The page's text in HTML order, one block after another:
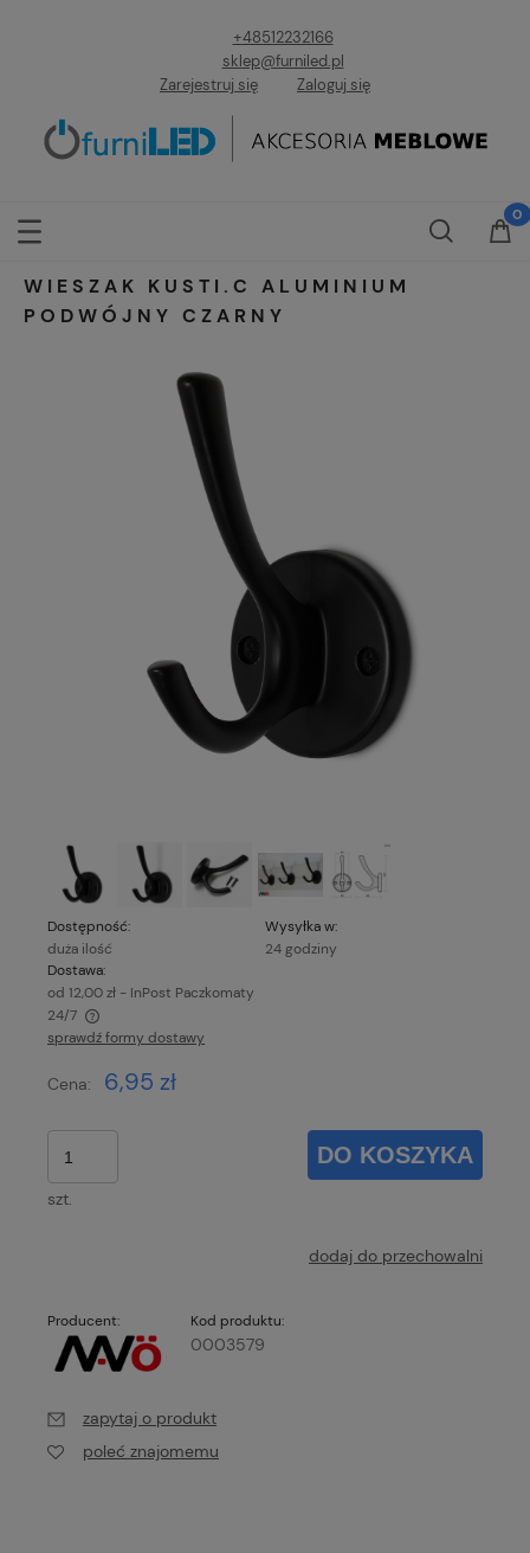
+48512232166
sklep@furniled.pl
Zarejestruj się
Zaloguj się
WIESZAK KUSTI.C ALUMINIUM
PODWÓJNY CZARNY
Dostępność:
duża ilość
Wysyłka w:
24 godziny
Dostawa:
od 12,00 zł - InPost Paczkomaty
24/7
Cena nie zawiera ewentualnych kosztów płatności
sprawdź formy dostawy
Cena: 6,95 zł
szt.
DO KOSZYKA
dodaj do przechowalni
Producent: Kod produktu:
0003579
zapytaj o produkt
poleć znajomemu